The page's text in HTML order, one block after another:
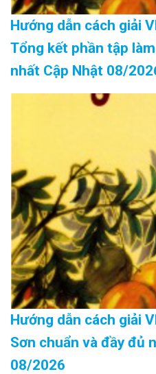
Hướng dẫn cách giải
Tổng kết phần tập
nhất Cập Nhật 08/
Hướng dẫn cách giải
Sơn chuẩn và đầy đủ
08/2026